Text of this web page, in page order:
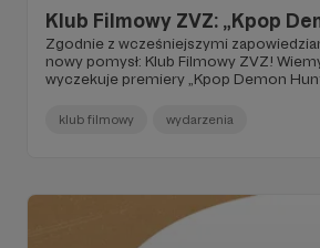
Klub Filmowy ZVZ: „Kpop
Zgodnie z wcześniejszymi
nowy pomysł: Klub Filmowy ZVZ!
wyczekuje premiery „Kpop Demon
dniu!
klub filmowy wydarzenia